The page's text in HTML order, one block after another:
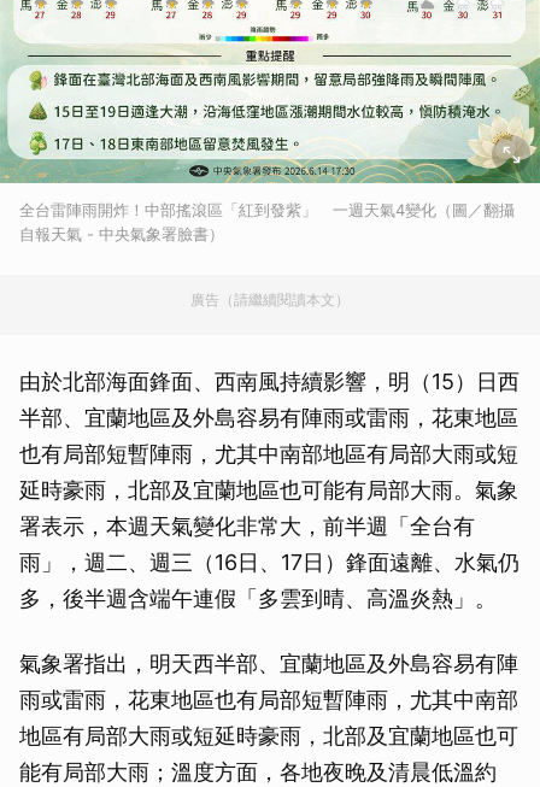
全台雷陣雨開炸！中部搖滾區「紅到發紫」 一週天氣4變化（圖／翻攝
自報天氣 - 中央氣象署臉書）
廣告（請繼續閱讀本文）
由於北部海面鋒面、西南風持續影響，明（15）日西
半部、宜蘭地區及外島容易有陣雨或雷雨，花東地區
也有局部短暫陣雨，尤其中南部地區有局部大雨或短
延時豪雨，北部及宜蘭地區也可能有局部大雨。氣象
署表示，本週天氣變化非常大，前半週「全台有
雨」，週二、週三（16日、17日）鋒面遠離、水氣仍
多，後半週含端午連假「多雲到晴、高溫炎熱」。
氣象署指出，明天西半部、宜蘭地區及外島容易有陣
雨或雷雨，花東地區也有局部短暫陣雨，尤其中南部
地區有局部大雨或短延時豪雨，北部及宜蘭地區也可
能有局部大雨；溫度方面，各地夜晚及清晨低溫約